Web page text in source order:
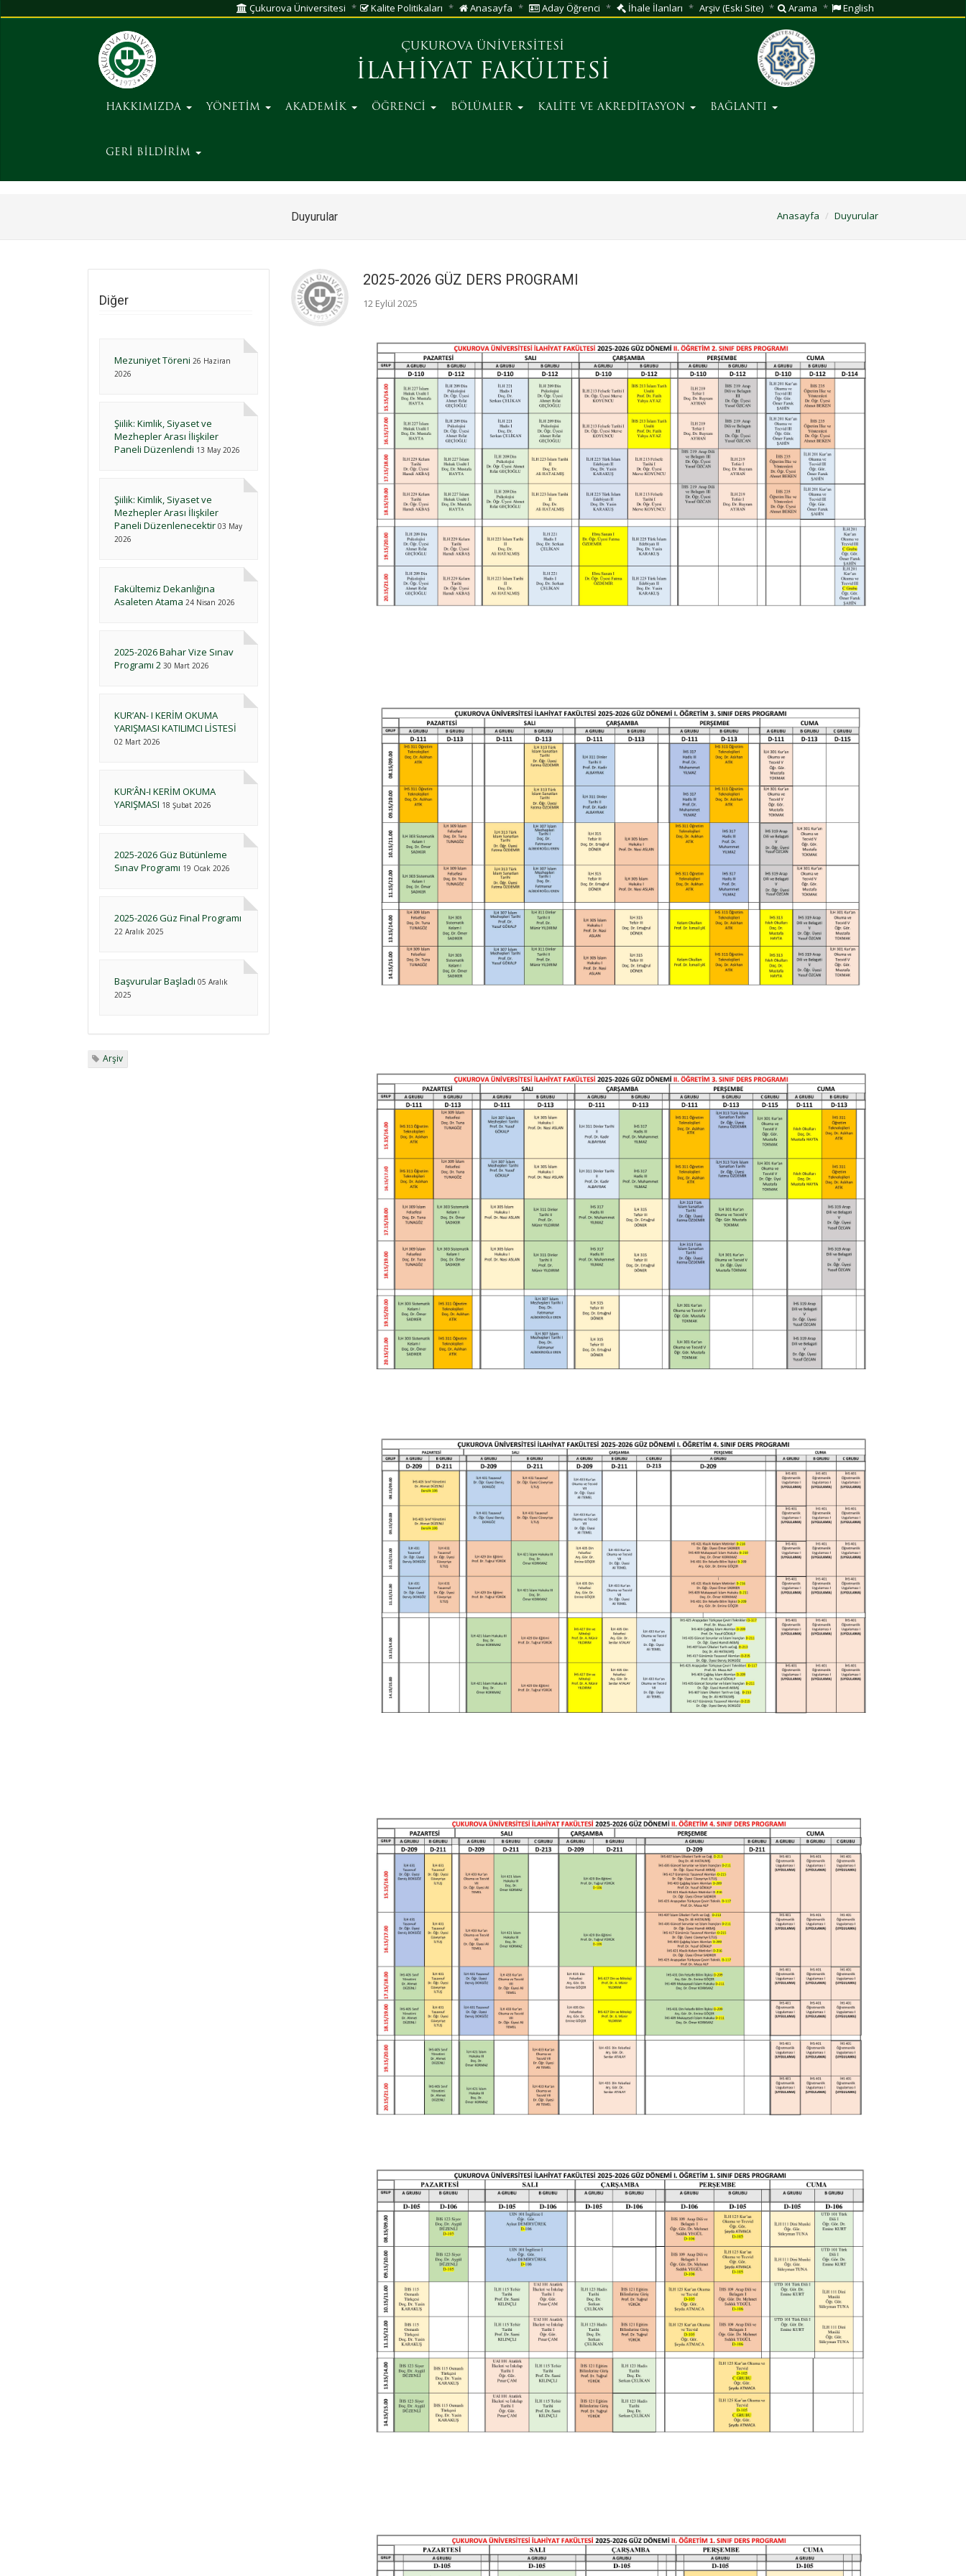
Çukurova Üniversitesi Kalite Politikaları Anasayfa Aday Öğrenci İhale İlanları Arşiv (Eski Site) Arama English
ÇUKUROVA ÜNİVERSİTESİ
İLAHİYAT FAKÜLTESİ
HAKKIMIZDA YÖNETİM AKADEMİK ÖĞRENCİ BÖLÜMLER KALİTE VE AKREDİTASYON BAĞLANTI
GERİ BİLDİRİM
Duyurular Anasayfa Duyurular
Diğer
Mezuniyet Töreni 26 Haziran
2026
Şiilik: Kimlik, Siyaset ve
Mezhepler Arası İlişkiler
Paneli Düzenlendi 13 May 2026
Şiilik: Kimlik, Siyaset ve
Mezhepler Arası İlişkiler
Paneli Düzenlenecektir 03 May
2026
Fakültemiz Dekanlığına
Asaleten Atama 24 Nisan 2026
2025-2026 Bahar Vize Sınav
Programı 2 30 Mart 2026
KUR’AN- I KERİM OKUMA
YARIŞMASI KATILIMCI LİSTESİ
02 Mart 2026
KUR’ÂN-I KERİM OKUMA
YARIŞMASI 18 Şubat 2026
2025-2026 Güz Bütünleme
Sınav Programı 19 Ocak 2026
2025-2026 Güz Final Programı
22 Aralık 2025
Başvurular Başladı 05 Aralık
2025
Arşiv
2025-2026 GÜZ DERS PROGRAMI
12 Eylül 2025